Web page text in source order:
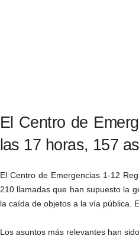
El Centro de
las 17 horas, 157
El Centro de Emergencias 1-12
210 llamadas que han supuesto la
la caída de objetos a la vía pública.
Los asuntos más relevantes han sido